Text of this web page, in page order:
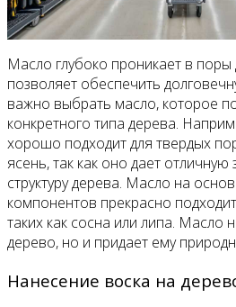
Масло глубоко проникает в поры
позволяет обеспечить
важно выбрать масло, которое
конкретного типа дерева.
хорошо подходит для твердых
ясень, так как оно дает отличную
структуру дерева. Масло на
компонентов прекрасно
таких как сосна или липа. Масло
дерево, но и придает ему
Нанесение воска на